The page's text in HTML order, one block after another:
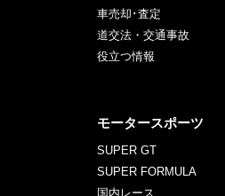
車売却･査定
道交法・交通事故
役立つ情報
モータースポーツ
SUPER GT
SUPER FORMULA
国内レース